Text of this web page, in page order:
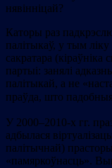
нявінніцай?
Каторы раз
палітыкаў, у тым ліку
сакратара
партыі: занялі
палітыкай, а не
праўда, што
У 2000–2010-х гг.
адбылася
палітычнай)
«памяркоўнасць».